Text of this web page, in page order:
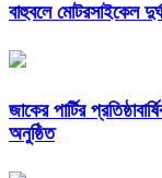
বাহুবলে মোটরসাইকেল
জাকের পার্টির
অনুষ্ঠিত